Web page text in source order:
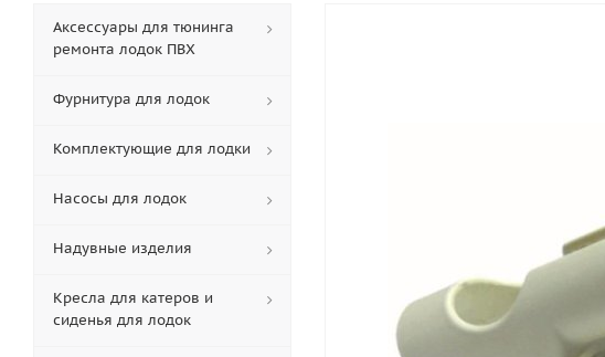
Аксессуары для тюнинга
ремонта лодок ПВХ
Фурнитура для лодок
Комплектующие для лодки
Насосы для лодок
Надувные изделия
Кресла для катеров и
сиденья для лодок